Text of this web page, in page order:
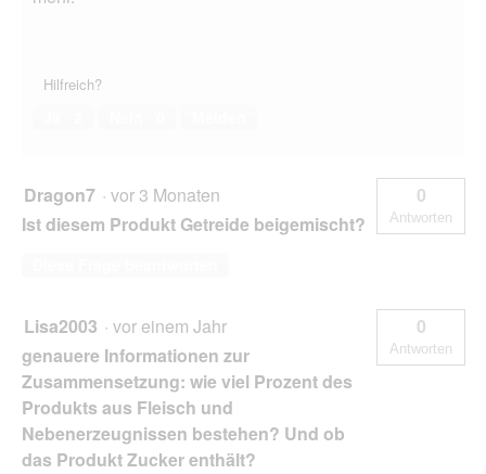
Hilfreich?
Dragon7 · vor 3 Monaten
Ist diesem Produkt Getreide beigemischt?
0
Antworten
Lisa2003 · vor einem Jahr
genauere Informationen zur
Zusammensetzung: wie viel Prozent des
Produkts aus Fleisch und
Nebenerzeugnissen bestehen? Und ob
das Produkt Zucker enthält?
0
Antworten